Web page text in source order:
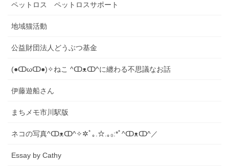
ペットロス ペットロスサポート
地域猫活動
公益財団法人どうぶつ基金
(●ↀωↀ●)✧ねこ ^ↀᴥↀ^に纏わる不思議なお話
伊藤遊船さん
まちメモ市川駅版
ネコの写真​^ↀᴥↀ^✧✲ﾟ｡.☆.｡₀:*ﾟ^ↀᴥↀ^／
Essay by Cathy